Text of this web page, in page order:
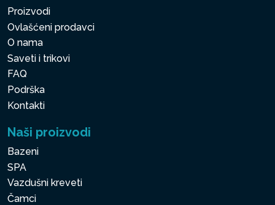
Proizvodi
Ovlašćeni prodavci
O nama
Saveti i trikovi
FAQ
Podrška
Kontakti
Naši proizvodi
Bazeni
SPA
Vazdušni kreveti
Čamci